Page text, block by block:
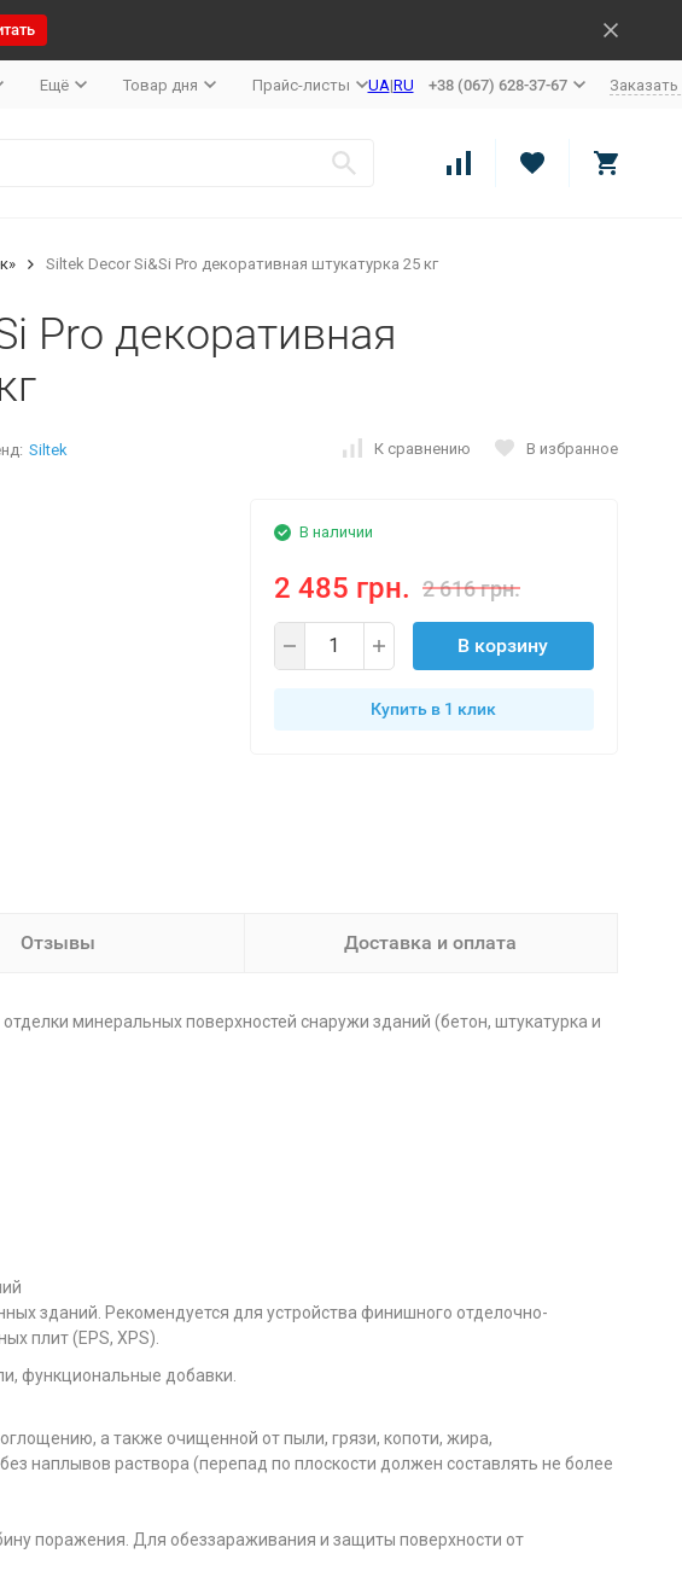
Ещё Товар дня Прайс-листы UA|RU +38 (067) 628-37-67
Siltek Decor Si&Si Pro декоративная штукатурка 25 кг
Pro декоративная
Siltek К сравнению В избранное
В наличии
2 485 грн. 2 616 грн.
В корзину
Купить в 1 клик
Отзывы Доставка и оплата
минеральных поверхностей снаружи зданий (бетон, штукатурка и
зданий. Рекомендуется для устройства финишного отделочно-
плит (EPS, XPS).
функциональные добавки.
а также очищенной от пыли, грязи, копоти, жира,
наплывов раствора (перепад по плоскости должен составлять не более
поражения. Для обеззараживания и защиты поверхности от